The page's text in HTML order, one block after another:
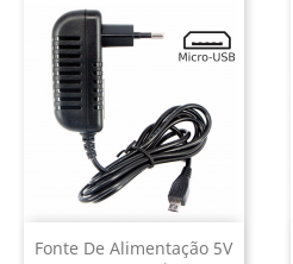
Fonte De Alimentação 5V